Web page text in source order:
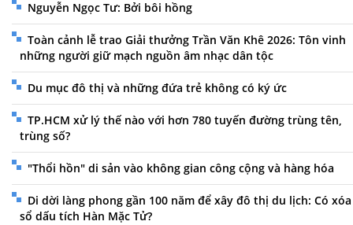
Nguyễn Ngọc Tư: Bởi bôi hồng
Toàn cảnh lễ trao Giải thưởng Trần Văn Khê 2026: Tôn vinh
những người giữ mạch nguồn âm nhạc dân tộc
Du mục đô thị và những đứa trẻ không có ký ức
TP.HCM xử lý thế nào với hơn 780 tuyến đường trùng tên,
trùng số?
"Thổi hồn" di sản vào không gian công cộng và hàng hóa
Di dời làng phong gần 100 năm để xây đô thị du lịch: Có xóa
sổ dấu tích Hàn Mặc Tử?